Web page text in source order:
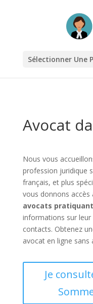
Sélectionner Une
Avocat
Nous vous
profession juridique
français, et plus
vous donnons
avocats
informations sur leur
contacts. Obtenez
avocat en ligne sans
Je